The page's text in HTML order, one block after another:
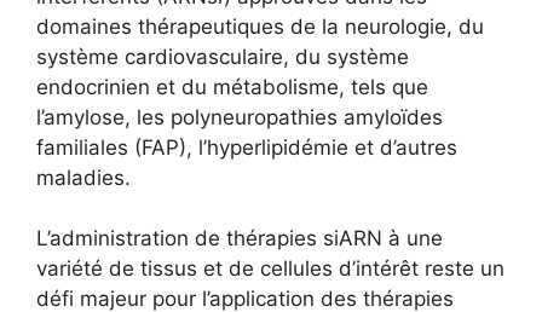
domaines thérapeutiques de la neurologie, du
système cardiovasculaire, du système
endocrinien et du métabolisme, tels que
l’amylose, les polyneuropathies amyloïdes
familiales (FAP), l’hyperlipidémie et d’autres
maladies.
L’administration de thérapies siARN à une
variété de tissus et de cellules d’intérêt reste un
défi majeur pour l’application des thérapies